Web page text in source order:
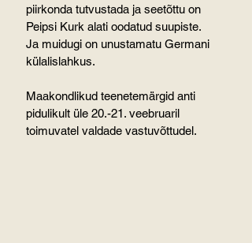
piirkonda tutvustada ja seetõttu on
Peipsi Kurk alati oodatud suupiste.
Ja muidugi on unustamatu Germani
külalislahkus.
Maakondlikud teenetemärgid anti
pidulikult üle 20.-21. veebruaril
toimuvatel valdade vastuvõttudel.